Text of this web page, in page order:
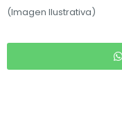
(Imagen Ilustrativa)